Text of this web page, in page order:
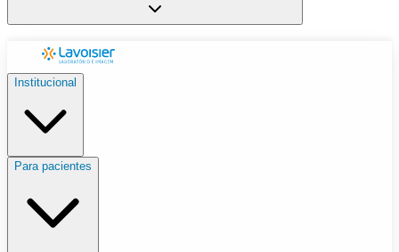
Institucional
Para pacientes